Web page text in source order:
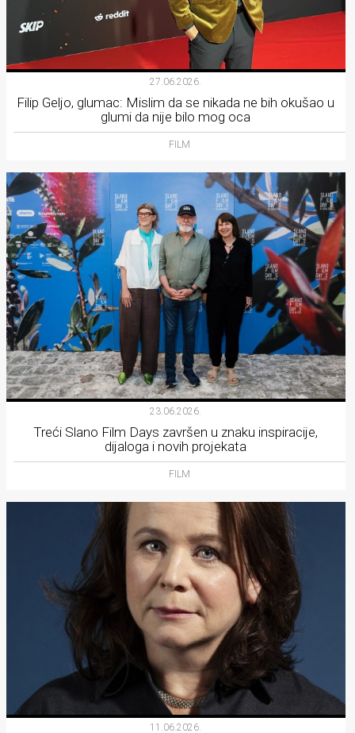
27.06.2026.
Filip Geljo, glumac: Mislim da se nikada ne bih okušao u
glumi da nije bilo mog oca
FILM
23.06.2026.
Treći Slano Film Days završen u znaku inspiracije,
dijaloga i novih projekata
FILM
11.06.2026.